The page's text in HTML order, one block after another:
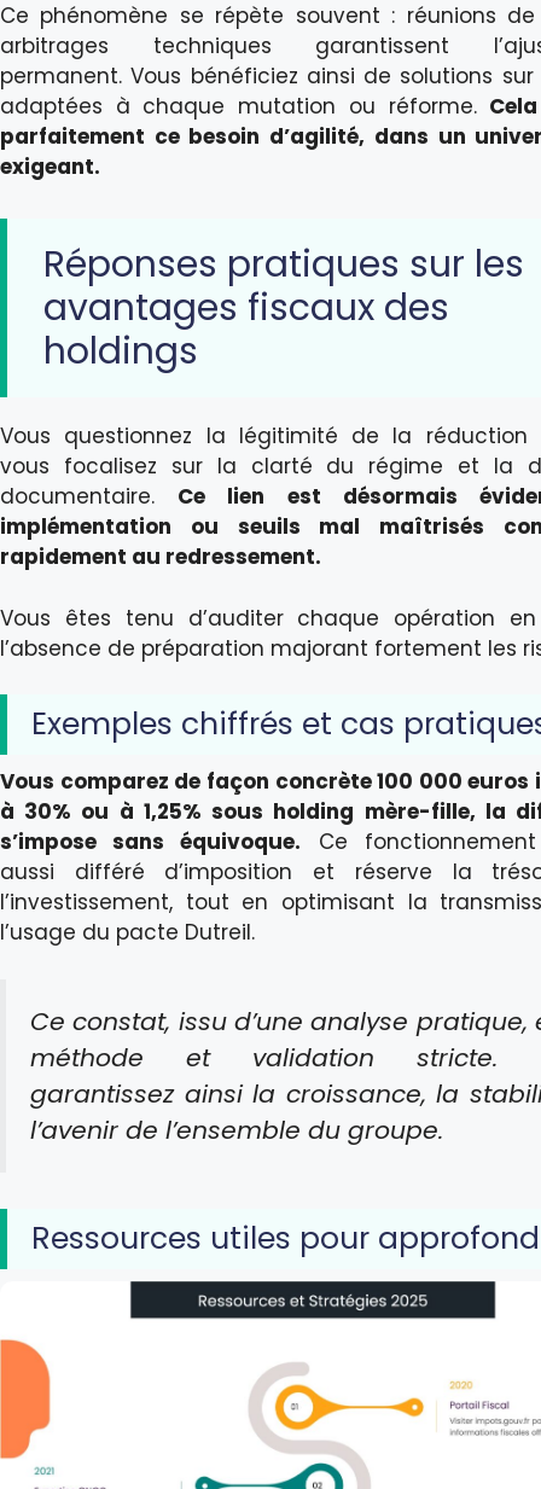
Ce phénomène se répète souvent : réunions
arbitrages techniques garantissent
permanent. Vous bénéficiez ainsi de solutions sur
adaptées à chaque mutation ou réforme.
parfaitement ce besoin d’agilité, dans un
exigeant.
Réponses pratiques sur les
avantages fiscaux des
holdings
Vous questionnez la légitimité de la réduction
vous focalisez sur la clarté du régime et la
documentaire. Ce lien est désormais
implémentation ou seuils mal maîtrisés
rapidement au redressement.
Vous êtes tenu d’auditer chaque opération
l’absence de préparation majorant fortement les
Exemples chiffrés et cas
Vous comparez de façon concrète 100 000 euros
à 30% ou à 1,25% sous holding mère-fille, la
s’impose sans équivoque. Ce
aussi différé d’imposition et réserve la
l’investissement, tout en optimisant la
l’usage du pacte Dutreil.
Ce constat, issu d’une analyse pratique,
méthode et validation stricte.
garantissez ainsi la croissance, la
l’avenir de l’ensemble du groupe.
Ressources utiles pour